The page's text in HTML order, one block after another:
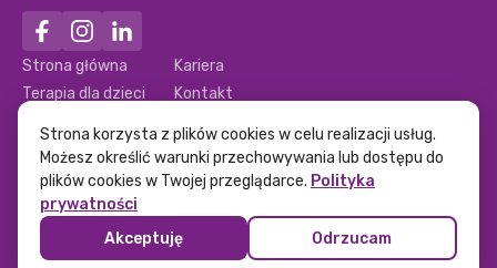
Strona główna
Terapia dla dzieci
Nasz zespół
Kariera
Kontakt
Polityka Ochrony dzieci
© 2024 Neuroneo
Strona korzysta z plików cookies w celu realizacji usług.
Możesz określić warunki przechowywania lub dostępu do
plików cookies w Twojej przeglądarce. Polityka
prywatności
Akceptuję
Odrzucam